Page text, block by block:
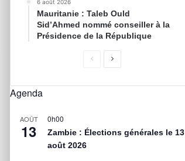
6 août 2026
Mauritanie : Taleb Ould
Sid’Ahmed nommé conseiller à la
Présidence de la République
Agenda
AOÛT
13
0h00
Zambie : Élections générales le 13
août 2026